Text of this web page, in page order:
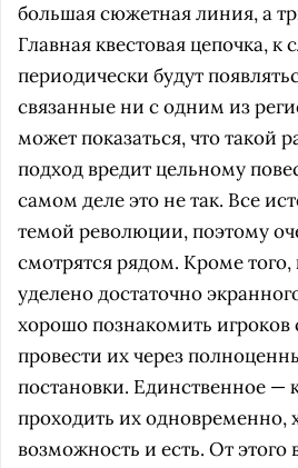
большая сюжетная линия, а
Главная квестовая цепочка, к
периодически будут
связанные ни с одним из
может показаться, что такой
подход вредит цельному
самом деле это не так. Все
темой революции, поэтому
смотрятся рядом. Кроме
уделено достаточно
хорошо познакомить
провести их через
постановки. Единственное —
проходить их одновременно,
возможность и есть. От этого